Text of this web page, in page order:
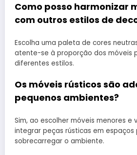
Como posso harmonizar
com outros estilos de
Escolha uma paleta de cores
atente-se à proporção dos móveis
diferentes estilos.
Os móveis rústicos são
pequenos ambientes?
Sim, ao escolher móveis menores e
integrar peças rústicas em espaços
sobrecarregar o ambiente.